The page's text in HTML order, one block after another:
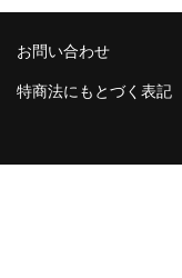
お問い合わせ
特商法にもとづく表記
お問い合わせ
特商法にもとづく表記